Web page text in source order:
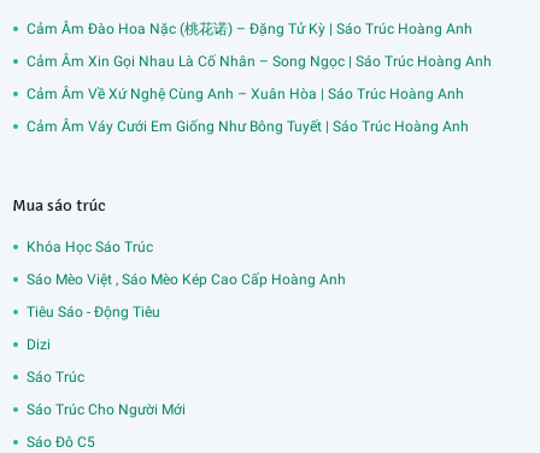
Cảm Âm Đào Hoa Nặc (桃花诺) – Đặng Tử Kỳ | Sáo Trúc Hoàng Anh
Cảm Âm Xin Gọi Nhau Là Cố Nhân – Song Ngọc | Sáo Trúc Hoàng Anh
Cảm Âm Về Xứ Nghệ Cùng Anh – Xuân Hòa | Sáo Trúc Hoàng Anh
Cảm Âm Váy Cưới Em Giống Như Bông Tuyết | Sáo Trúc Hoàng Anh
Mua sáo trúc
Khóa Học Sáo Trúc
Sáo Mèo Việt , Sáo Mèo Kép Cao Cấp Hoàng Anh
Tiêu Sáo - Động Tiêu
Dizi
Sáo Trúc
Sáo Trúc Cho Người Mới
Sáo Đô C5